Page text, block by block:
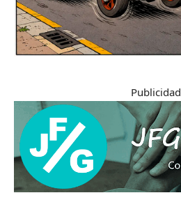
Publicidad